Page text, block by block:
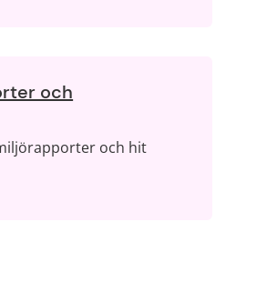
och
och hit